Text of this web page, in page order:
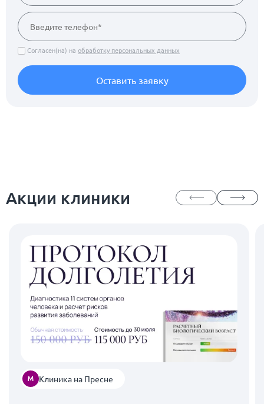
Согласен(на) на обработку персональных данных
Оставить заявку
Акции клиники
Клиника на Пресне